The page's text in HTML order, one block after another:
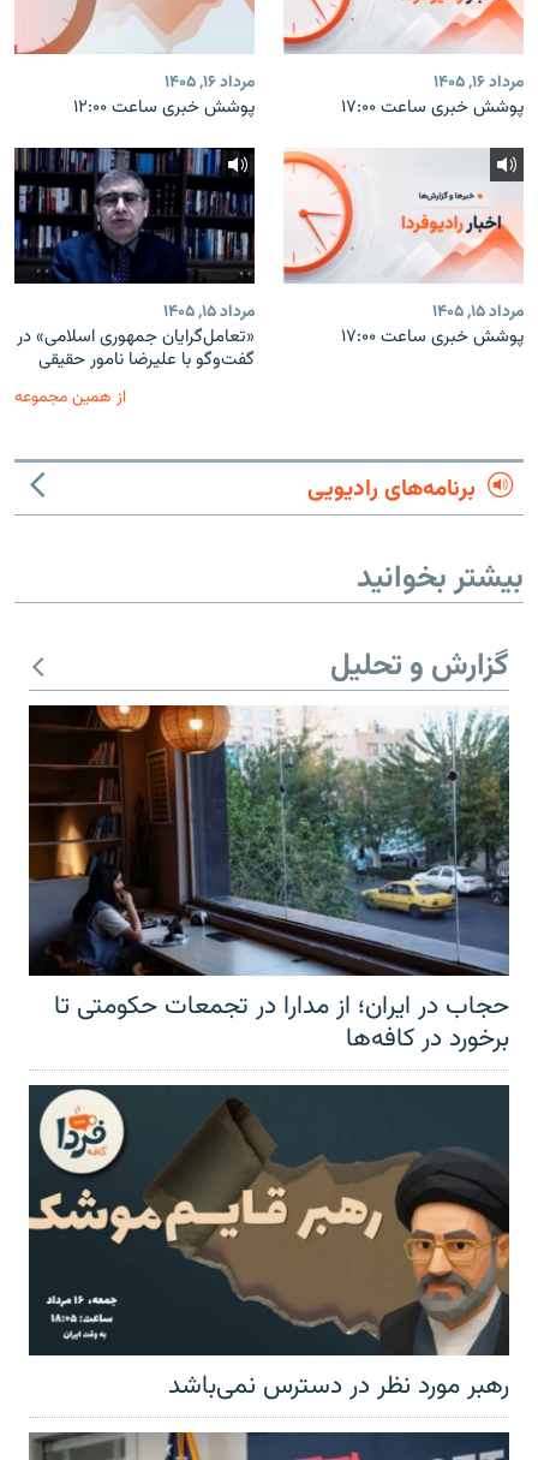
مرداد ۱۶, ۱۴۰۵
پوشش خبری ساعت ۱۷:۰۰
مرداد ۱۶, ۱۴۰۵
پوشش خبری ساعت ۱۲:۰۰
مرداد ۱۵, ۱۴۰۵
پوشش خبری ساعت ۱۷:۰۰
مرداد ۱۵, ۱۴۰۵
«تعامل‌گرایان جمهوری اسلامی» در
گفت‌وگو با علیرضا نامور حقیقی
از همین مجموعه
برنامه‌های رادیویی
بیشتر بخوانید
گزارش و تحلیل
حجاب در ایران؛ از مدارا در تجمعات حکومتی تا
برخورد در کافه‌ها
رهبر مورد نظر در دسترس نمی‌باشد